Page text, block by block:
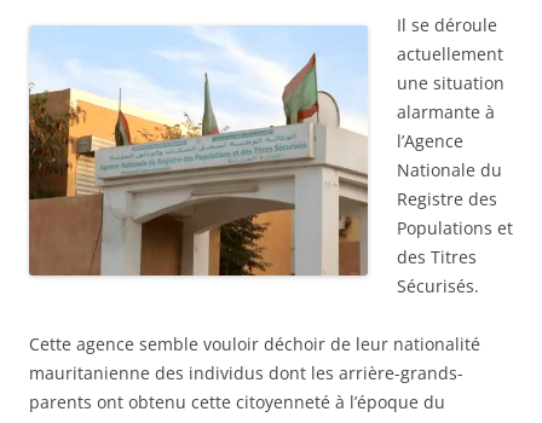
Il se déroule
actuellement
une situation
alarmante à
l’Agence
Nationale du
Registre des
Populations et
des Titres
Sécurisés.
Cette agence semble vouloir déchoir de leur nationalité
mauritanienne des individus dont les arrière-grands-
parents ont obtenu cette citoyenneté à l’époque du